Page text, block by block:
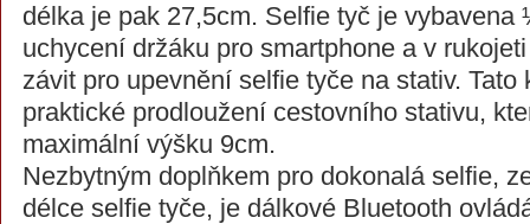
délka je pak 27,5cm. Selfie tyč je vybavena
uchycení držáku pro smartphone a v
závit pro upevnění selfie tyče na stativ. Tato
praktické prodloužení cestovního stativu,
maximální výšku 9cm.
Nezbytným doplňkem pro dokonalá selfie,
délce selfie tyče, je dálkové Bluetooth